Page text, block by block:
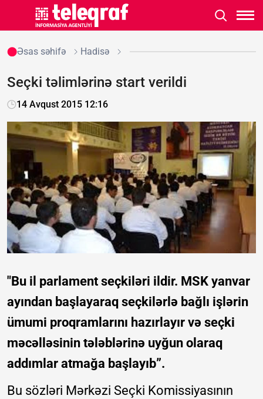
Əsas səhifə Hadisə
Seçki təlimlərinə start verildi
14 Avqust 2015 12:16
"Bu il parlament seçkiləri ildir. MSK yanvar
ayından başlayaraq seçkilərlə bağlı işlərin
ümumi proqramlarını hazırlayır və seçki
məcəlləsinin tələblərinə uyğun olaraq
addımlar atmağa başlayıb”.
Bu sözləri Mərkəzi Seçki Komissiyasının